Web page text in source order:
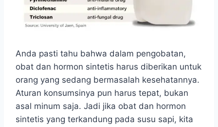
Anda pasti tahu bahwa dalam pengobatan,
obat dan hormon sintetis harus diberikan untuk
orang yang sedang bermasalah kesehatannya.
Aturan konsumsinya pun harus tepat, bukan
asal minum saja. Jadi jika obat dan hormon
sintetis yang terkandung pada susu sapi, kita